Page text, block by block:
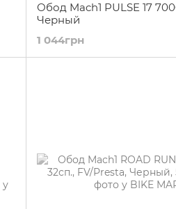
Обод Mach1 PULSE 17
Черный
1 044грн